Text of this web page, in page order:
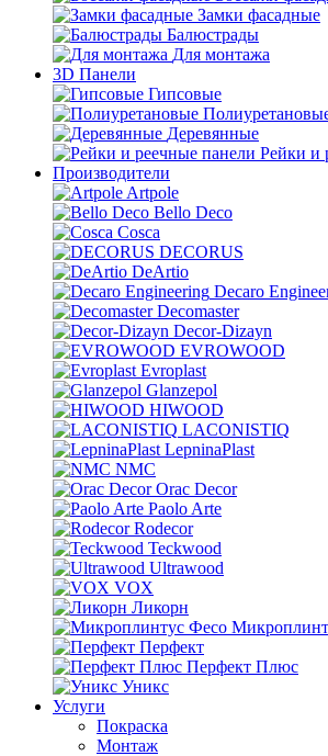
Замки фасадные
Балюстрады
Для монтажа
3D Панели
Гипсовые
Деревянные
Рейки и
Производители
Artpole
Bello Deco
Cosca
DECORUS
DeArtio
Decaro
Decomaster
Decor-Dizayn
EVROWOOD
Evroplast
Glanzepol
HIWOOD
LACONISTIQ
LepninaPlast
NMC
Orac Decor
Paolo Arte
Rodecor
Teckwood
Ultrawood
VOX
Ликорн
Перфект
Перфект Плюс
Уникс
Услуги
Покраска
Монтаж